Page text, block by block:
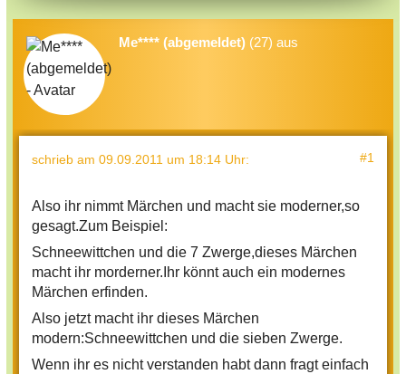
Me**** (abgemeldet) (27) aus
schrieb am 09.09.2011 um 18:14 Uhr: #1
Also ihr nimmt Märchen und macht sie moderner,so
gesagt.Zum Beispiel:
Schneewittchen und die 7 Zwerge,dieses Märchen
macht ihr morderner.Ihr könnt auch ein modernes
Märchen erfinden.
Also jetzt macht ihr dieses Märchen
modern:Schneewittchen und die sieben Zwerge.
Wenn ihr es nicht verstanden habt dann fragt einfach